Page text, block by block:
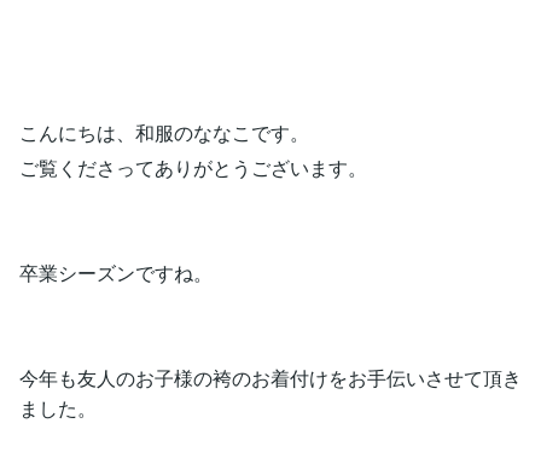
こんにちは、和服のななこです。
ご覧くださってありがとうございます。
卒業シーズンですね。
今年も友人のお子様の袴のお着付けをお手伝いさせて頂き
ました。